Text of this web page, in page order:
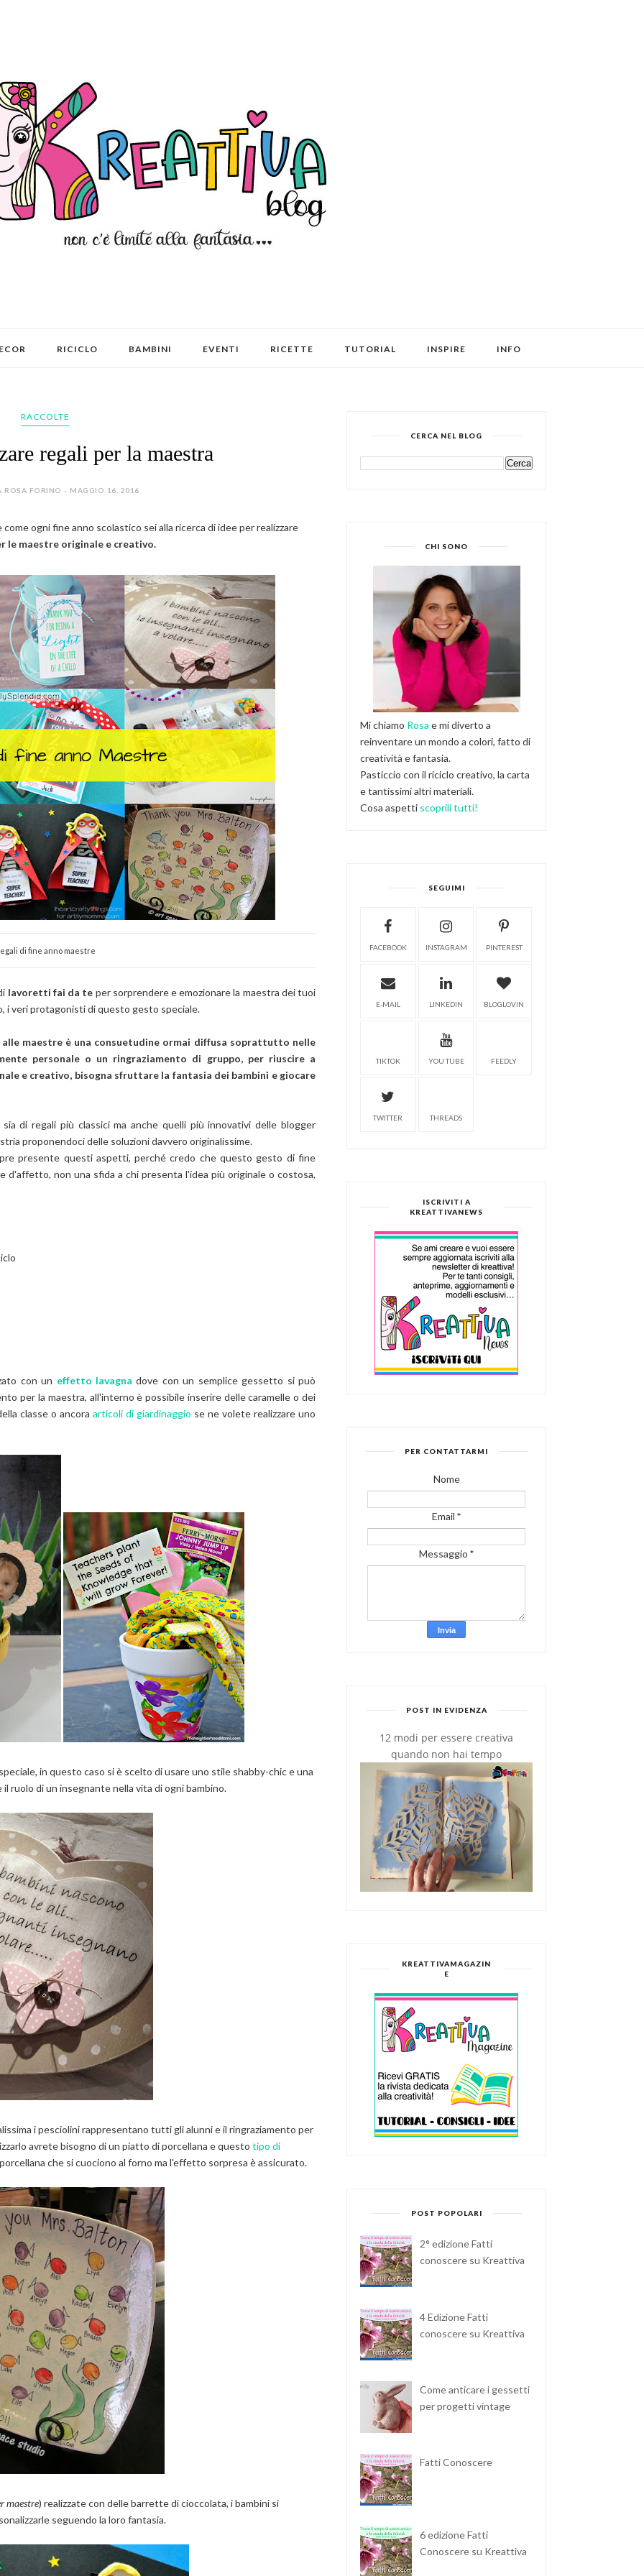
RICICLO BAMBINI EVENTI RICETTE TUTORIAL INSPIRE INFO
RACCOLTE
regali per la maestra
ROSA FORINO - MAGGIO 16, 2016
ogni fine anno scolastico sei alla ricerca di idee per realizzare
le maestre originale e creativo.
di fine anno maestre
lavoretti fai da te per sorprendere e emozionare la maestra dei tuoi
i veri protagonisti di questo gesto speciale.
maestre è una consuetudine ormai diffusa soprattutto nelle
personale o un ringraziamento di gruppo, per riuscire a
e creativo, bisogna sfruttare la fantasia dei bambini e giocare
di regali più classici ma anche quelli più innovativi delle blogger
proponendoci delle soluzioni davvero originalissime.
presente questi aspetti, perché credo che questo gesto di fine
non una sfida a chi presenta l'idea più originale o costosa,
con un effetto lavagna dove con un semplice gessetto si può
per la maestra, all'interno è possibile inserire delle caramelle o dei
classe o ancora articoli di giardinaggio se ne volete realizzare uno
in questo caso si è scelto di usare uno stile shabby-chic e una
ruolo di un insegnante nella vita di ogni bambino.
i pesciolini rappresentano tutti gli alunni e il ringraziamento per
avrete bisogno di un piatto di porcellana e questo tipo di
che si cuociono al forno ma l'effetto sorpresa è assicurato.
maestre) realizzate con delle barrette di cioccolata, i bambini si
seguendo la loro fantasia.
CERCA NEL BLOG
CHI SONO
Mi chiamo Rosa e mi diverto a
reinventare un mondo a colori, fatto di
creatività e fantasia.
Pasticcio con il riciclo creativo, la carta
e tantissimi altri materiali.
Cosa aspetti scoprili tutti!
SEGUIMI
FACEBOOK INSTAGRAM PINTEREST
E-MAIL LINKEDIN BLOGLOVIN
TIKTOK YOU TUBE FEEDLY
TWITTER THREADS
ISCRIVITI A
KREATTIVANEWS
PER CONTATTARMI
Nome
Email*
Messaggio*
POST IN EVIDENZA
12 modi per essere creativa
quando non hai tempo
KREATTIVAMAGAZIN
E
POST POPOLARI
2° edizione Fatti
conoscere su Kreattiva
4 Edizione Fatti
conoscere su Kreattiva
Come anticare i gessetti
per progetti vintage
Fatti Conoscere
6 edizione Fatti
Conoscere su Kreattiva